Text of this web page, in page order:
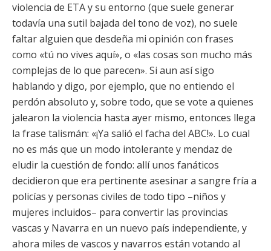
violencia de ETA y su entorno (que suele generar
todavía una sutil bajada del tono de voz), no suele
faltar alguien que desdeña mi opinión con frases
como «tú no vives aquí», o «las cosas son mucho más
complejas de lo que parecen». Si aun así sigo
hablando y digo, por ejemplo, que no entiendo el
perdón absoluto y, sobre todo, que se vote a quienes
jalearon la violencia hasta ayer mismo, entonces llega
la frase talismán: «¡Ya salió el facha del ABC!». Lo cual
no es más que un modo intolerante y mendaz de
eludir la cuestión de fondo: allí unos fanáticos
decidieron que era pertinente asesinar a sangre fría a
policías y personas civiles de todo tipo –niños y
mujeres incluidos– para convertir las provincias
vascas y Navarra en un nuevo país independiente, y
ahora miles de vascos y navarros están votando al